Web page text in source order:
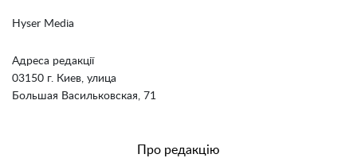
Hyser Media
Адреса редакції
03150 г. Киев, улица
Большая Васильковская, 71
Про редакцію